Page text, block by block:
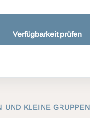
Verfügbarkeit prüfen
UND KLEINE GRUPPEN